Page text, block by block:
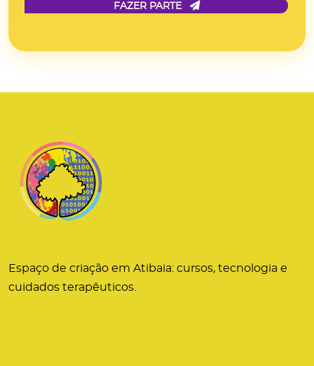
FAZER PARTE
Espaço de criação em Atibaia: cursos, tecnologia e
cuidados terapêuticos.